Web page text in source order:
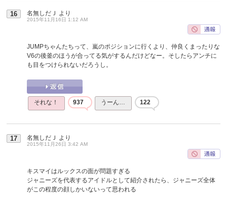
16 名無しだＪ より
2015年11月16日 1:12 AM
JUMPちゃんたちって、嵐のポジションに行くより、仲良くまったりな
V6の後釜のほうが合ってる気がするんだけどなー。そしたらアンチに
も目をつけられないだろうし。
それな！ 937 うーん… 122
17 名無しだＪ より
2015年11月26日 3:42 AM
キスマイはルックスの面が問題すぎる
ジャニーズを代表するアイドルとして紹介されたら、ジャニーズ全体
がこの程度の顔しかいないって思われる